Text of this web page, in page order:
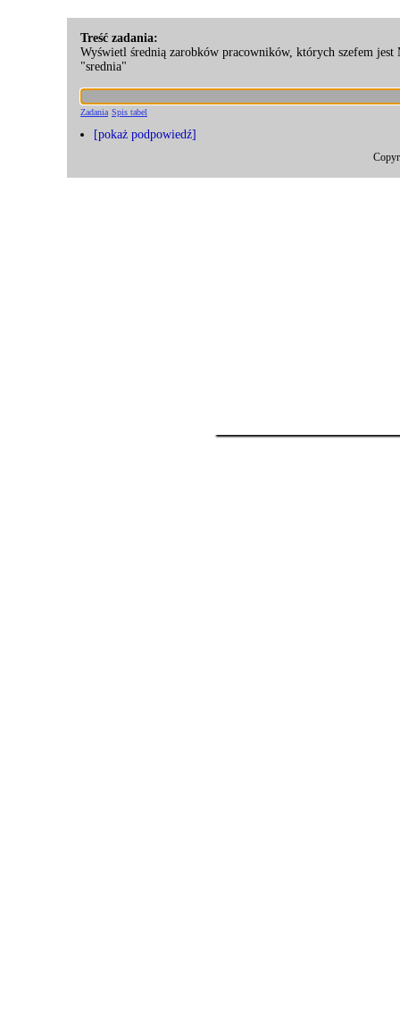
Treść zadania:
Wyświetl średnią zarobków pracowników, których szefem
"srednia"
Zadania Spis tabel
[pokaż podpowiedź]